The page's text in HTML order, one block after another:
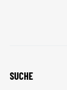
SUCHE